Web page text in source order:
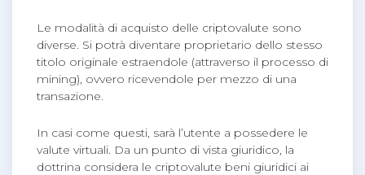
Le modalità di acquisto delle criptovalute sono
diverse. Si potrà diventare proprietario dello stesso
titolo originale estraendole (attraverso il processo di
mining), ovvero ricevendole per mezzo di una
transazione.
In casi come questi, sarà l’utente a possedere le
valute virtuali. Da un punto di vista giuridico, la
dottrina considera le criptovalute beni giuridici ai